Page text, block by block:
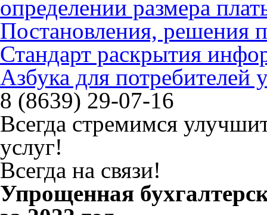
определении размера
Постановления, решения
Стандарт раскрытия
Азбука для
8 (8639) 29-07-16
Всегда стремимся
услуг!
Всегда на связи!
Упрощенная